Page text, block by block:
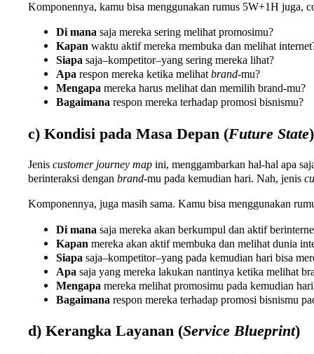
Komponennya, kamu bisa menggunakan rumus 5W+1H juga,
Di mana saja mereka sering melihat promosimu?
Kapan waktu aktif mereka membuka dan melihat
Siapa saja–kompetitor–yang sering mereka lihat?
Apa respon mereka ketika melihatbrand-mu?
Mengapa mereka harus melihat dan memilih brand-mu?
Bagaimana respon mereka terhadap promosi bisnismu?
c) Kondisi pada Masa Depan (Future State)
Jenis customer journey map ini, menggambarkan hal-hal apa
berinteraksi dengan brand-mu pada kemudian hari. Nah, jenis
Komponennya, juga masih sama. Kamu bisa menggunakan
Di mana saja mereka akan berkumpul dan aktif
Kapan mereka akan aktif membuka dan melihat dunia
Siapa saja–kompetitor–yang pada kemudian hari bisa
Apa saja yang mereka lakukan nantinya ketika melihat
Mengapa mereka melihat promosimu pada kemudian
Bagaimana respon mereka terhadap promosi bisnismu
d) Kerangka Layanan (Service Blueprint)